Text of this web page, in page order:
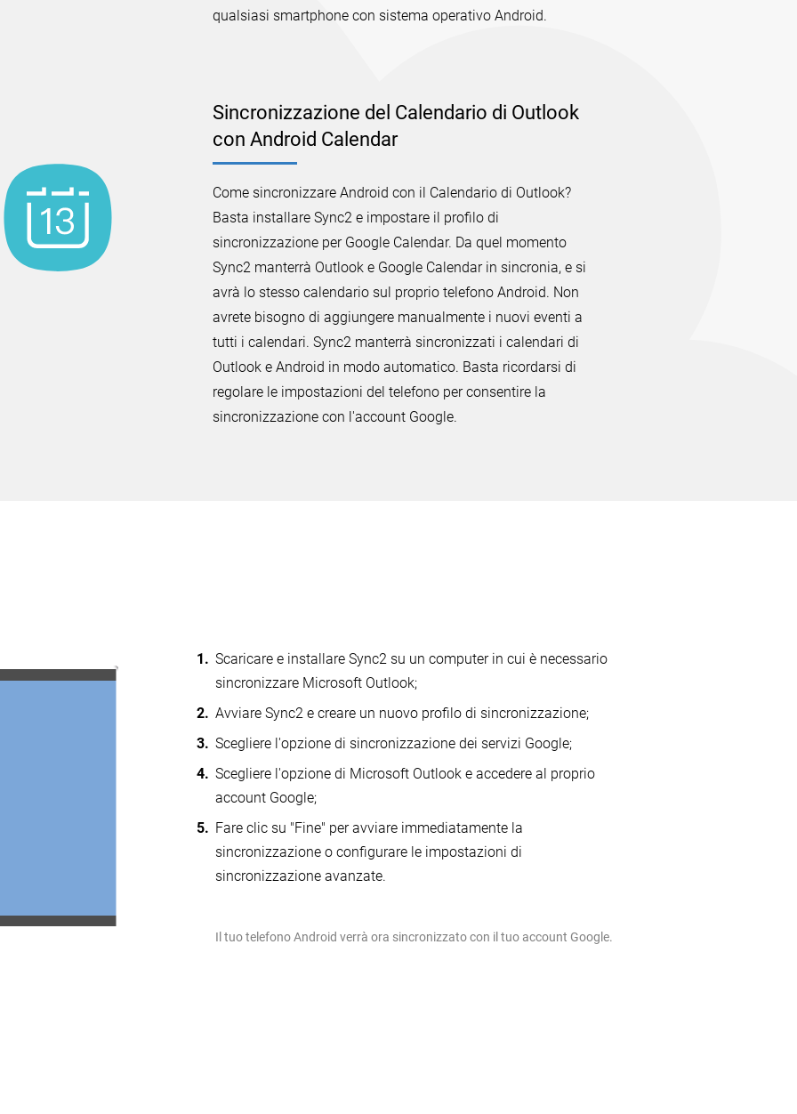
qualsiasi smartphone con sistema operativo Android.
Sincronizzazione del Calendario di Outlook
con Android Calendar
Come sincronizzare Android con il Calendario di Outlook?
Basta installare Sync2 e impostare il profilo di
sincronizzazione per Google Calendar. Da quel momento
Sync2 manterrà Outlook e Google Calendar in sincronia, e si
avrà lo stesso calendario sul proprio telefono Android. Non
avrete bisogno di aggiungere manualmente i nuovi eventi a
tutti i calendari. Sync2 manterrà sincronizzati i calendari di
Outlook e Android in modo automatico. Basta ricordarsi di
regolare le impostazioni del telefono per consentire la
sincronizzazione con l'account Google.
Scaricare e installare Sync2 su un computer in cui è necessario
sincronizzare Microsoft Outlook;
Avviare Sync2 e creare un nuovo profilo di sincronizzazione;
Scegliere l'opzione di sincronizzazione dei servizi Google;
Scegliere l'opzione di Microsoft Outlook e accedere al proprio
account Google;
Fare clic su "Fine" per avviare immediatamente la
sincronizzazione o configurare le impostazioni di
sincronizzazione avanzate.
Il tuo telefono Android verrà ora sincronizzato con il tuo account Google.